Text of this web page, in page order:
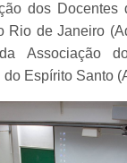
dos
Rio de Janeiro
Associação
Espírito Santo